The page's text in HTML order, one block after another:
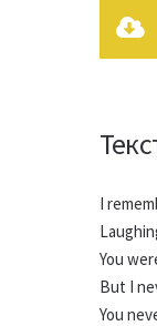
I
You
But I
You